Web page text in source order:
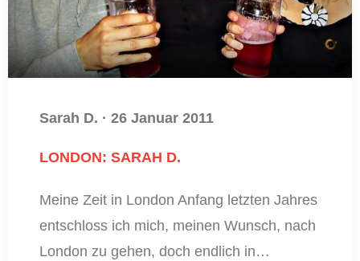
Sarah D. · 26 Januar 2011
LONDON: SARAH D.
Meine Zeit in London Anfang letzten Jahres
entschloss ich mich, meinen Wunsch, nach
London zu gehen, doch endlich in…